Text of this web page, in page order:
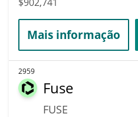
Mais informação
2959
Fuse
FUSE